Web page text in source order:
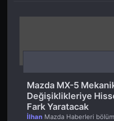
Mazda MX-5
Değişiklikleriye
Fark Yaratacak
İlhan Mazda Haberleri